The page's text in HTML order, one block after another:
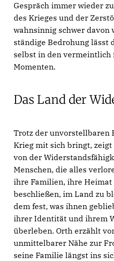
Gespräch immer wieder
des Krieges und der
wahnsinnig schwer davon
ständige Bedrohung lässt
selbst in den
Momenten.
Das Land der
Trotz der unvorstellbaren
Krieg mit sich bringt,
von der
Menschen, die alles
ihre Familien, ihre Heimat
beschließen, im Land zu
dem fest, was ihnen
ihrer Identität und ihrem
überleben. Orth erzählt
unmittelbarer Nähe zur
seine Familie längst ins